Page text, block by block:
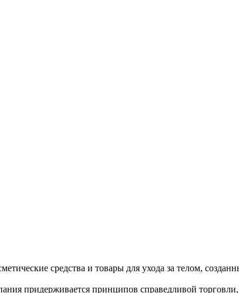
средства и товары для ухода за телом,
придерживается принципов справедливой